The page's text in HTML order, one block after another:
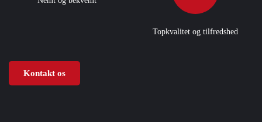
Topkvalitet og tilfredshed
Kontakt os